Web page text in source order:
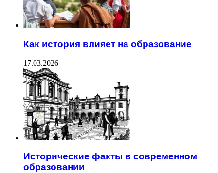
Как история влияет на образование
17.03.2026
Исторические факты в современном
образовании